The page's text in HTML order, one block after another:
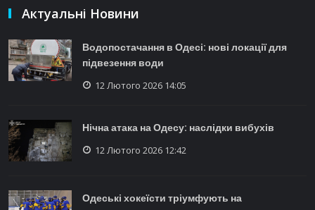
Актуальні Новини
Водопостачання в Одесі: нові локації для
підвезення води
12 Лютого 2026 14:05
Нічна атака на Одесу: наслідки вибухів
12 Лютого 2026 12:42
Одеські хокеїсти тріумфують на